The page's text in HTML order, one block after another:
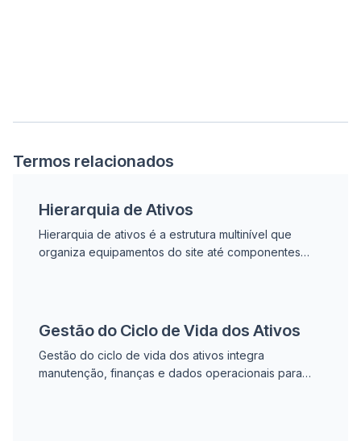
Termos relacionados
Hierarquia de Ativos
Hierarquia de ativos é a estrutura multinível que
organiza equipamentos do site até componentes
Gestão do Ciclo de Vida dos Ativos
Gestão do ciclo de vida dos ativos integra
manutenção, finanças e dados operacionais para